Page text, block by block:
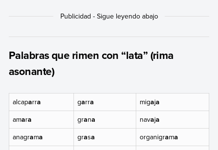
Palabras que rimen con “lata” (rima
asonante)
alcaparra garra migaja
amara grana navaja
anagrama grasa organigrama